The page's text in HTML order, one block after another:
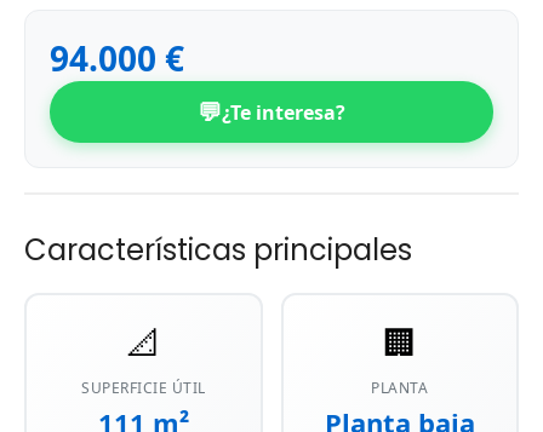
94.000 €
💬¿Te interesa?
Características principales
📐
SUPERFICIE ÚTIL
111 m²
🏢
PLANTA
Planta baja